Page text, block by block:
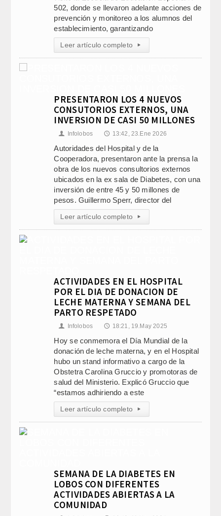
502, donde se llevaron adelante acciones de
prevención y monitoreo a los alumnos del
establecimiento, garantizando
Leer artículo completo ▸
PRESENTARON LOS 4 NUEVOS
CONSUTORIOS EXTERNOS, UNA
INVERSION DE CASI 50 MILLONES
👤 Infolobos 🕔 13:42, 23.Ene 2026
Autoridades del Hospital y de la
Cooperadora, presentaron ante la prensa la
obra de los nuevos consultorios externos
ubicados en la ex sala de Diabetes, con una
inversión de entre 45 y 50 millones de
pesos. Guillermo Sperr, director del
Leer artículo completo ▸
ACTIVIDADES EN EL HOSPITAL
POR EL DIA DE DONACION DE
LECHE MATERNA Y SEMANA DEL
PARTO RESPETADO
👤 Infolobos 🕔 18:21, 19.May 2025
Hoy se conmemora el Día Mundial de la
donación de leche materna, y en el Hospital
hubo un stand informativo a cargo de la
Obstetra Carolina Gruccio y promotoras de
salud del Ministerio. Explicó Gruccio que
“estamos adhiriendo a este
Leer artículo completo ▸
SEMANA DE LA DIABETES EN
LOBOS CON DIFERENTES
ACTIVIDADES ABIERTAS A LA
COMUNIDAD